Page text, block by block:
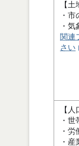
【土
・
・
関連
さい
【人
・
・
・